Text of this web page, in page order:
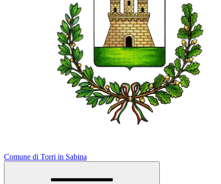
Comune di Torri in Sabina